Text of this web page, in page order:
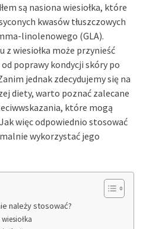
są nasiona wiesiołka, które
kwasów tłuszczowych
linolenowego (GLA).
z wiesiołka może przynieść
poprawy kondycji skóry po
jednak zdecydujemy się na
diety, warto poznać zalecane
które mogą
więc odpowiednio stosować
wykorzystać jego
należy stosować?